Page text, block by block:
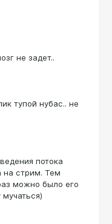
не задет..
тупой нубас.. не
потока
на стрим. Тем
можно было его